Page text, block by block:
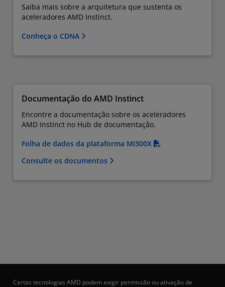
Saiba mais sobre a arquitetura que sustenta os
aceleradores AMD Instinct.
Conheça o CDNA
Documentação do AMD Instinct
Encontre a documentação sobre os aceleradores
AMD Instinct no Hub de documentação.
Folha de dados da plataforma MI300X
Consulte os documentos
Certas tecnologias AMD podem exigir permissão ou ativação de